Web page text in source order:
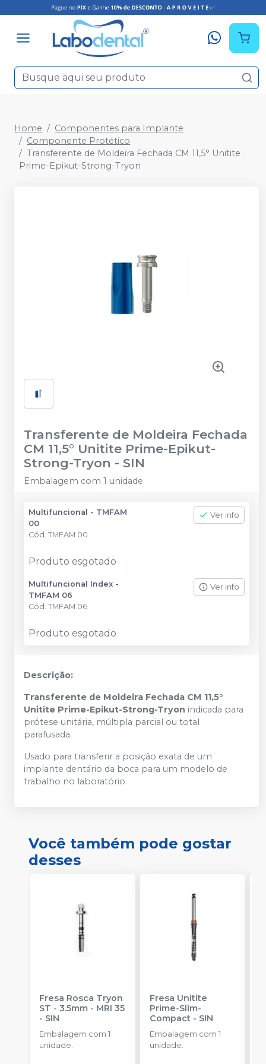
Home
Componentes para Implante
Componente Protético
Transferente de Moldeira Fechada CM 11,5° Unitite
Prime-Epikut-Strong-Tryon
Transferente de Moldeira Fechada
CM 11,5° Unitite Prime-Epikut-
Strong-Tryon - SIN
Embalagem com 1 unidade.
Multifuncional - TMFAM
00
Cód. TMFAM 00
Ver info
Produto esgotado
Multifuncional Index -
TMFAM 06
Cód. TMFAM 06
Ver info
Produto esgotado
Descrição:
Transferente de Moldeira Fechada CM 11,5°
Unitite Prime-Epikut-Strong-Tryon indicada para
prótese unitária, múltipla parcial ou total
parafusada.
Usado para transferir a posição exata de um
implante dentário da boca para um modelo de
trabalho no laboratório.
Você também pode gostar
desses
Fresa Rosca Tryon
ST - 3.5mm - MRI 35
- SIN
Embalagem com 1
unidade.
Fresa Unitite
Prime-Slim-
Compact- SIN
Embalagem com 1
unidade.